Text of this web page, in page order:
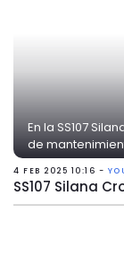
En la SS107
de
4 FEB 2025 10:16 -
SS107 Silana